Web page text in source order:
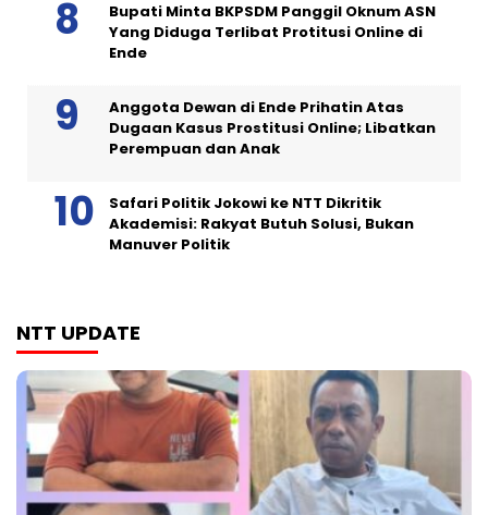
Bupati Minta BKPSDM Panggil Oknum ASN
Yang Diduga Terlibat Protitusi Online di
Ende
Anggota Dewan di Ende Prihatin Atas
Dugaan Kasus Prostitusi Online; Libatkan
Perempuan dan Anak
Safari Politik Jokowi ke NTT Dikritik
Akademisi: Rakyat Butuh Solusi, Bukan
Manuver Politik
NTT UPDATE